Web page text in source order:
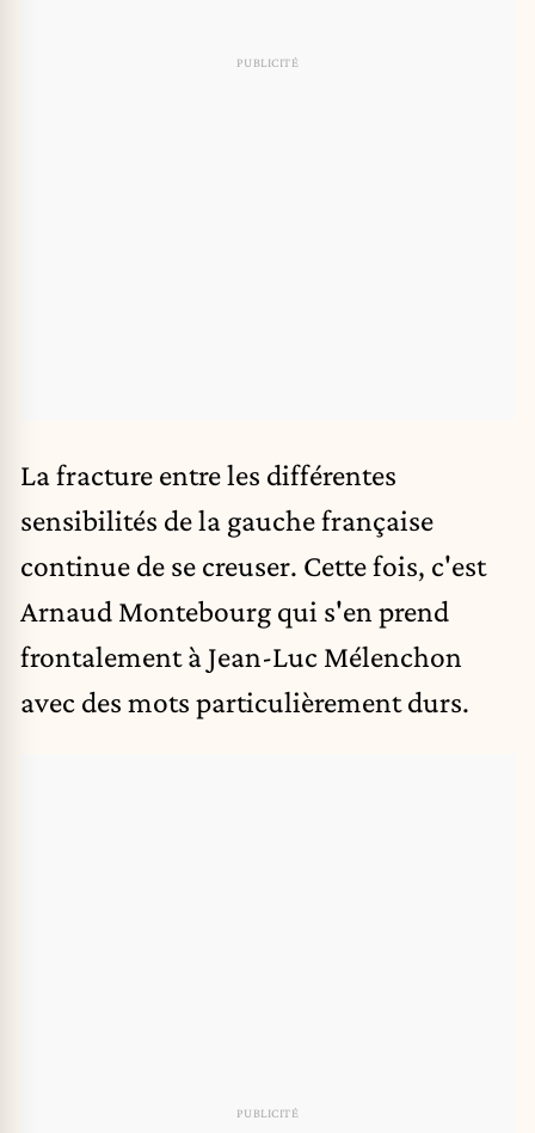
La fracture entre les différentes
sensibilités de la gauche française
continue de se creuser. Cette fois, c'est
Arnaud Montebourg qui s'en prend
frontalement à Jean-Luc Mélenchon
avec des mots particulièrement durs.